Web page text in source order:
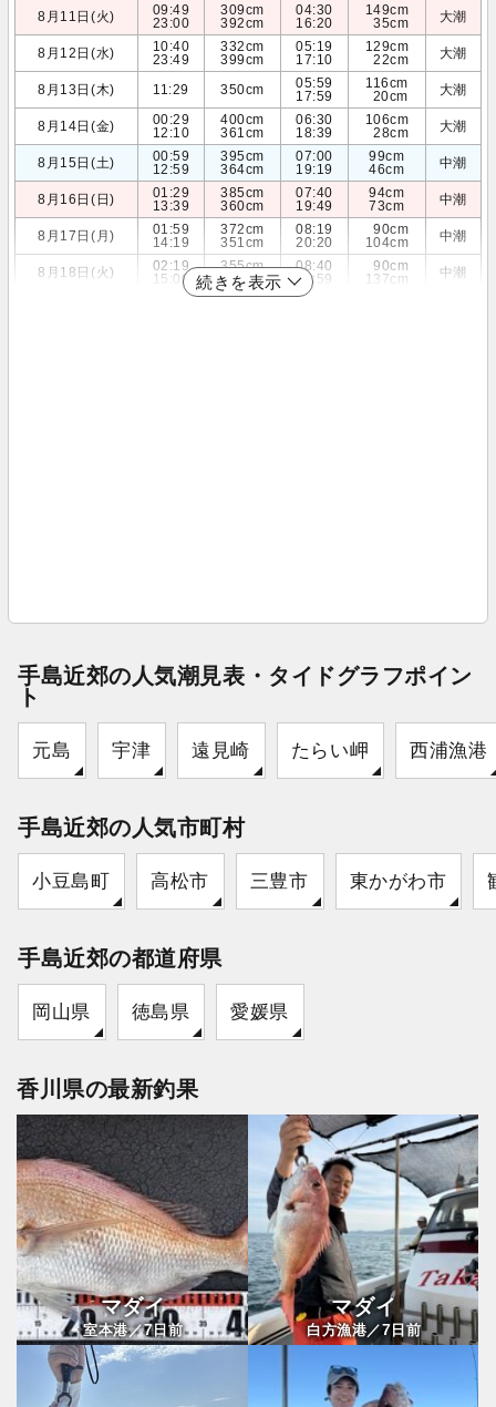
8月11日(火)
09:49
23:00
309cm
392cm
04:30
16:20
149cm
35cm
大潮
8月12日(水)
10:40
23:49
332cm
399cm
05:19
17:10
129cm
22cm
大潮
8月13日(木) 11:29 350cm
05:59
17:59
116cm
20cm
大潮
8月14日(金)
00:29
12:10
400cm
361cm
06:30
18:39
106cm
28cm
大潮
8月15日(土)
00:59
12:59
395cm
364cm
07:00
19:19
99cm
46cm
中潮
8月16日(日)
01:29
13:39
385cm
360cm
07:40
19:49
94cm
73cm
中潮
8月17日(月)
01:59
14:19
372cm
351cm
08:19
20:20
90cm
104cm
中潮
8月18日(火)
02:19
15:00
355cm
338cm
08:40
20:59
90cm
137cm
中潮
続きを表示
手島近郊の人気潮見表・タイドグラフポイン
ト
元島 宇津 遠見崎 たらい岬 西浦漁港
手島近郊の人気市町村
小豆島町 高松市 三豊市 東かがわ市
手島近郊の都道府県
岡山県 徳島県 愛媛県
香川県の最新釣果
マダイ
室本港／7日前
マダイ
白方漁港／7 日前